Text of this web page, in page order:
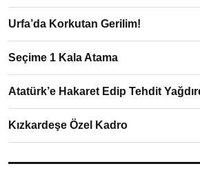
Urfa’da Korkutan Gerilim!
Seçime 1 Kala Atama
Atatürk’e Hakaret Edip Tehdit
Kızkardeşe Özel Kadro